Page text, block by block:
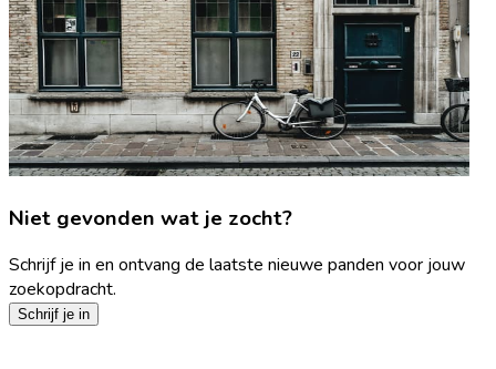
Niet gevonden wat je zocht?
Schrijf je in en ontvang de laatste nieuwe panden voor jouw
zoekopdracht.
Schrijf je in